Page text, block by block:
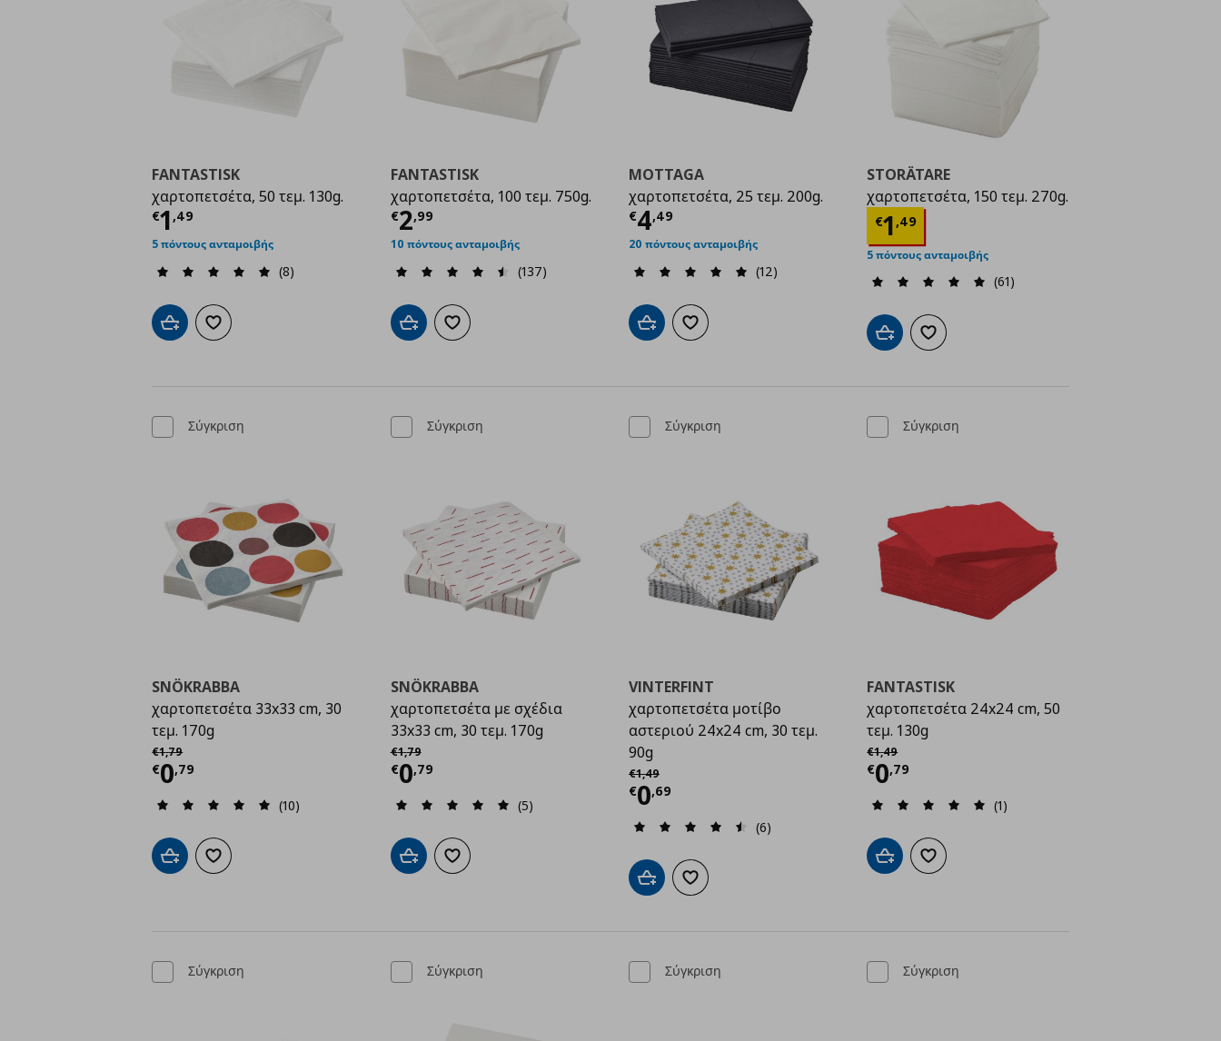
FANTASTISK
χαρτοπετσέτα, 50 τεμ. 130g.
€1,49
Τρέχουσα τιμή € 1,49
5 πόντους ανταμοιβής
(8)
Προσθήκη στο καλάθι
Προσθήκη στα αγαπημένα
FANTASTISK
χαρτοπετσέτα, 100 τεμ. 750g.
€2,99
Τρέχουσα τιμή € 2,99
10 πόντους ανταμοιβής
(137)
Προσθήκη στο καλάθι
Προσθήκη στα αγαπημένα
MOTTAGA
χαρτοπετσέτα, 25 τεμ. 200g.
€4,49
Τρέχουσα τιμή € 4,49
20 πόντους ανταμοιβής
(12)
Προσθήκη στο καλάθι
Προσθήκη στα αγαπημένα
STORÄTARE
χαρτοπετσέτα, 150 τεμ. 270g.
€1 ,49
Τρέχουσα τιμή
5 πόντους ανταμοιβής
(61)
Προσθήκη στο καλάθι
Προσθήκη στα αγαπημένα
Σύγκριση
SNÖKRABBA
χαρτοπετσέτα 33x33 cm, 30
τεμ. 170g
€1,79
Αρχική τιμή
€0,79
Τρέχουσα τιμή € 0,79
(10)
Προσθήκη στο καλάθι
Προσθήκη στα αγαπημένα
Σύγκριση
SNÖKRABBA
χαρτοπετσέτα με σχέδια
33x33 cm, 30 τεμ. 170g
€1,79
Αρχική τιμή
€0,79
Τρέχουσα τιμή € 0,79
(5)
Προσθήκη στο καλάθι
Προσθήκη στα αγαπημένα
Σύγκριση
VINTERFINT
χαρτοπετσέτα μοτίβο
αστεριού 24x24 cm, 30 τεμ.
90g
€1,49
Αρχική τιμή
€0,69
Τρέχουσα τιμή € 0,69
(6)
Προσθήκη στο καλάθι
Προσθήκη στα αγαπημένα
Σύγκριση
FANTASTISK
χαρτοπετσέτα 24x24 cm, 50
τεμ. 130g
€1,49
Αρχική τιμή
€0,79
Τρέχουσα τιμή
(1)
Προσθήκη στο καλάθι
Προσθήκη στα αγαπημένα
Σύγκριση Σύγκριση Σύγκριση Σύγκριση